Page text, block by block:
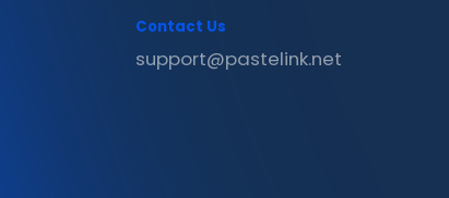
Contact Us
support@pastelink.net